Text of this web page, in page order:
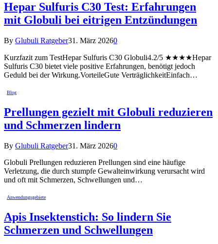
Hepar Sulfuris C30 Test: Erfahrungen
mit Globuli bei eitrigen Entzündungen
By Glubuli Ratgeber31. März 20260
Kurzfazit zum TestHepar Sulfuris C30 Globuli4.2/5 ★★★★Hepar
Sulfuris C30 bietet viele positive Erfahrungen, benötigt jedoch
Geduld bei der Wirkung.VorteileGute VerträglichkeitEinfach…
Blog
Prellungen gezielt mit Globuli reduzieren
und Schmerzen lindern
By Glubuli Ratgeber31. März 20260
Globuli Prellungen reduzieren Prellungen sind eine häufige
Verletzung, die durch stumpfe Gewalteinwirkung verursacht wird
und oft mit Schmerzen, Schwellungen und…
Anwendungsgebiete
Apis Insektenstich: So lindern Sie
Schmerzen und Schwellungen